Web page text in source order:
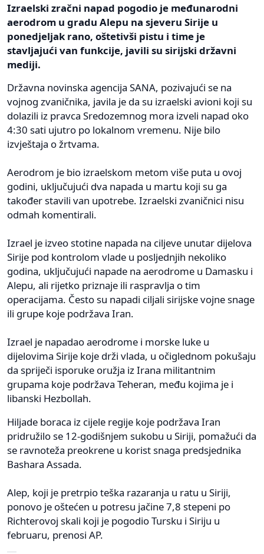
Izraelski zračni napad pogodio je međunarodni
aerodrom u gradu Alepu na sjeveru Sirije u
ponedjeljak rano, oštetivši pistu i time je
stavljajući van funkcije, javili su sirijski državni
mediji.
Državna novinska agencija SANA, pozivajući se na
vojnog zvaničnika, javila je da su izraelski avioni koji su
dolazili iz pravca Sredozemnog mora izveli napad oko
4:30 sati ujutro po lokalnom vremenu. Nije bilo
izvještaja o žrtvama.
Aerodrom je bio izraelskom metom više puta u ovoj
godini, uključujući dva napada u martu koji su ga
također stavili van upotrebe. Izraelski zvaničnici nisu
odmah komentirali.
Izrael je izveo stotine napada na ciljeve unutar dijelova
Sirije pod kontrolom vlade u posljednjih nekoliko
godina, uključujući napade na aerodrome u Damasku i
Alepu, ali rijetko priznaje ili raspravlja o tim
operacijama. Često su napadi ciljali sirijske vojne snage
ili grupe koje podržava Iran.
Izrael je napadao aerodrome i morske luke u
dijelovima Sirije koje drži vlada, u očiglednom pokušaju
da spriječi isporuke oružja iz Irana militantnim
grupama koje podržava Teheran, među kojima je i
libanski Hezbollah.
Hiljade boraca iz cijele regije koje podržava Iran
pridružilo se 12-godišnjem sukobu u Siriji, pomažući da
se ravnoteža preokrene u korist snaga predsjednika
Bashara Assada.
Alep, koji je pretrpio teška razaranja u ratu u Siriji,
ponovo je oštećen u potresu jačine 7,8 stepeni po
Richterovoj skali koji je pogodio Tursku i Siriju u
februaru, prenosi AP.